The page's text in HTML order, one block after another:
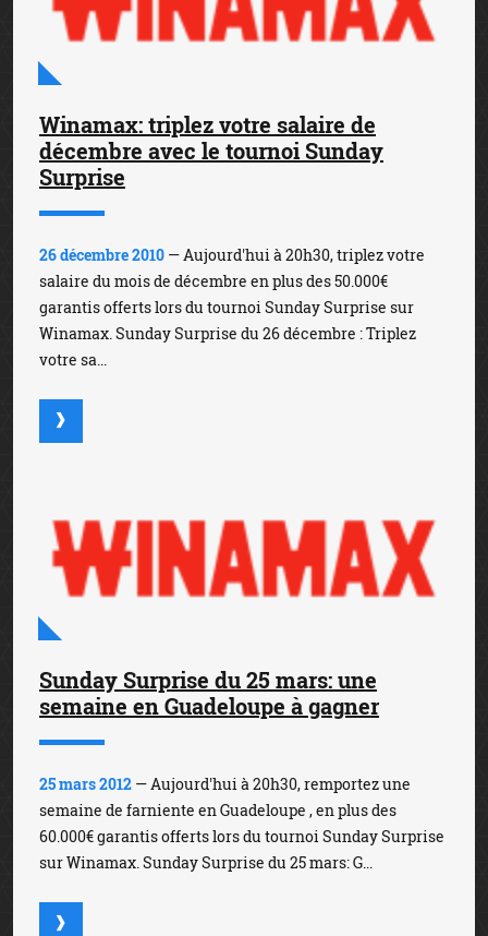
Winamax: triplez votre salaire de
décembre avec le tournoi Sunday
Surprise
26 décembre 2010 — Aujourd'hui à 20h30, triplez votre
salaire du mois de décembre en plus des 50.000€
garantis offerts lors du tournoi Sunday Surprise sur
Winamax. Sunday Surprise du 26 décembre : Triplez
votre sa...
Sunday Surprise du 25 mars: une
semaine en Guadeloupe à gagner
25 mars 2012 — Aujourd'hui à 20h30, remportez une
semaine de farniente en Guadeloupe , en plus des
60.000€ garantis offerts lors du tournoi Sunday Surprise
sur Winamax. Sunday Surprise du 25 mars: G...